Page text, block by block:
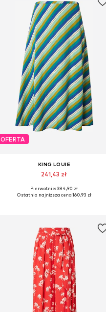
OFERTA
KING LOUIE
241,43 zł
Dostępne rozmiary: 34, 36
Pierwotnie: 384,90 zł
Ostatnia najniższa cena:160,93 zł